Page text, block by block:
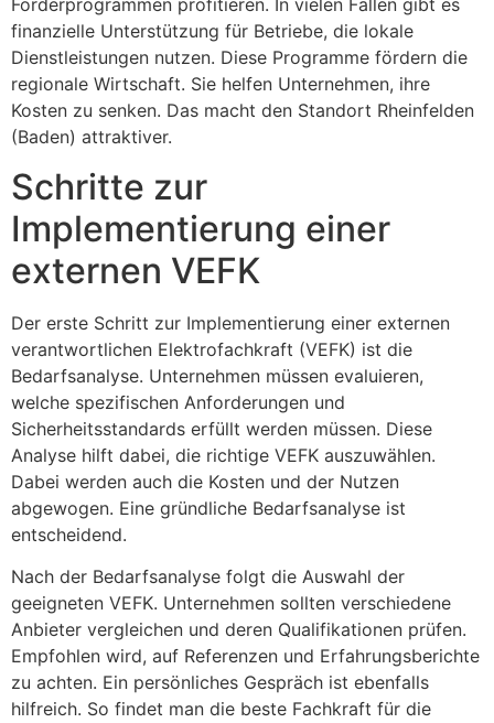
Förderprogrammen profitieren. In vielen Fällen gibt es
finanzielle Unterstützung für Betriebe, die lokale
Dienstleistungen nutzen. Diese Programme fördern die
regionale Wirtschaft. Sie helfen Unternehmen, ihre
Kosten zu senken. Das macht den Standort Rheinfelden
(Baden) attraktiver.
Schritte zur
Implementierung einer
externen VEFK
Der erste Schritt zur Implementierung einer externen
verantwortlichen Elektrofachkraft (VEFK) ist die
Bedarfsanalyse. Unternehmen müssen evaluieren,
welche spezifischen Anforderungen und
Sicherheitsstandards erfüllt werden müssen. Diese
Analyse hilft dabei, die richtige VEFK auszuwählen.
Dabei werden auch die Kosten und der Nutzen
abgewogen. Eine gründliche Bedarfsanalyse ist
entscheidend.
Nach der Bedarfsanalyse folgt die Auswahl der
geeigneten VEFK. Unternehmen sollten verschiedene
Anbieter vergleichen und deren Qualifikationen prüfen.
Empfohlen wird, auf Referenzen und Erfahrungsberichte
zu achten. Ein persönliches Gespräch ist ebenfalls
hilfreich. So findet man die beste Fachkraft für die